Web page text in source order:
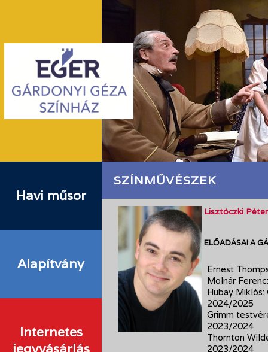
Havi műsor
Alapítvány
Internetes
jegyvásárlás
SZÍNMŰVÉSZEK
Lisztóczki Péter
ELŐADÁSAI A
Ernest
Molnár
Hubay Miklós:
2024/2025
Grimm
2023/2024
Thornton
2023/2024